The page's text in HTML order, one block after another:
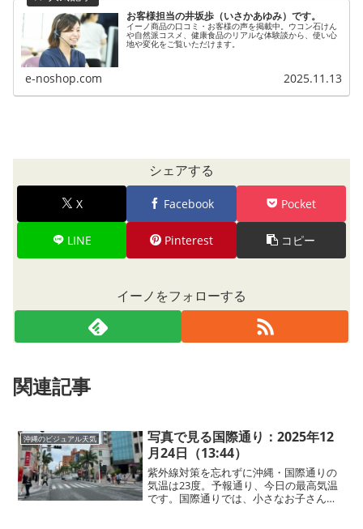
お客様担当の井坂歩（いさかあゆみ）です。
イーノ商品の口コミ・お客様の声を掲載中。ウコン石けん
や自然派コスメ、健康食品のリアルな体験談から、使い心
地や変化をご覧いただけます。
e-noshop.com 2025.11.13
シェアする
X Facebook Pocket
LINE Pinterest コピー
イーノをフォローする
関連記事
沖縄のビジュアル天気
写真で見る国際通り：2025年12
月24日（13:44）
紫外線対策を忘れずに沖縄・国際通りの
気温は23度。予報通り、今日の最高気温
です。国際通りでは、小さなお子さんた